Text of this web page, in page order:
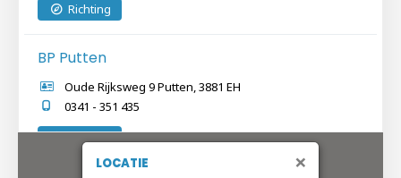
Richting
BP Putten
Oude Rijksweg 9 Putten, 3881 EH
0341 - 351 435
Richting
×
LOCATIE